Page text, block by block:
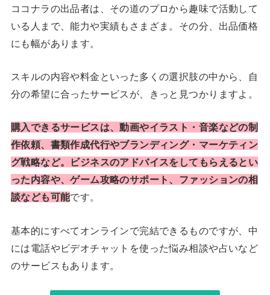
ココナラの出品者は、その道のプロから趣味で活動して
いる人まで、能力や実績もさまざま。その分、出品価格
にも幅があります。
スキルの内容や料金といった多くの選択肢の中から、自
分の希望に合ったサービスが、きっと見つかりますよ。
購入できるサービスは、動画やイラスト・音楽などの制
作依頼、書類作成代行やブランディング・マーケティン
グ戦略など。ビジネスのアドバイスをしてもらえるとい
った内容や、ゲーム攻略のサポート、ファッションの相
談なども可能です。
基本的にすべてオンラインで完結できるものですが、中
には電話やビデオチャットを使った悩み相談や占いなど
のサービスもあります。